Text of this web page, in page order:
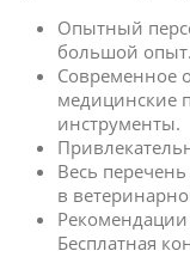
Опытный
большой опыт.
Современное
медицинские
инструменты.
Весь
в
Бесплатная